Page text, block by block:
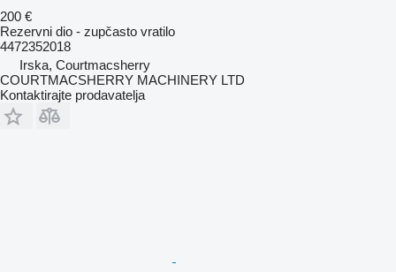
200 €
Rezervni dio - zupčasto vratilo
4472352018
Irska, Courtmacsherry
COURTMACSHERRY MACHINERY LTD
Kontaktirajte prodavatelja